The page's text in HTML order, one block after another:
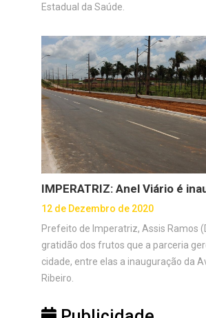
Estadual da Saúde.
IMPERATRIZ: Anel Viário é
12 de Dezembro de 2020
Prefeito de Imperatriz, Assis Ramos
gratidão dos frutos que a parceria
cidade, entre elas a inauguração da
Ribeiro.